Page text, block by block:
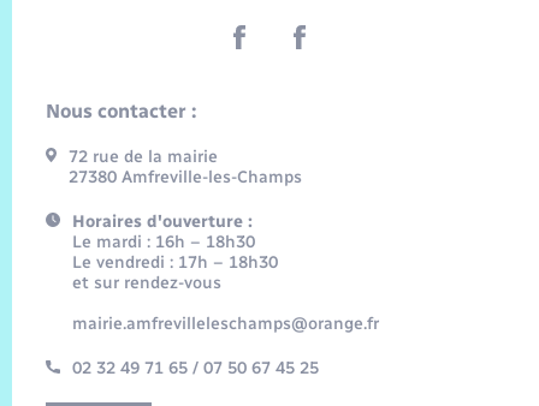
Nous contacter :
72 rue de la mairie
27380 Amfreville-les-Champs
Horaires d'ouverture :
Le mardi : 16h – 18h30
Le vendredi : 17h – 18h30
et sur rendez-vous
mairie.amfrevilleleschamps@orange.fr
02 32 49 71 65 / 07 50 67 45 25